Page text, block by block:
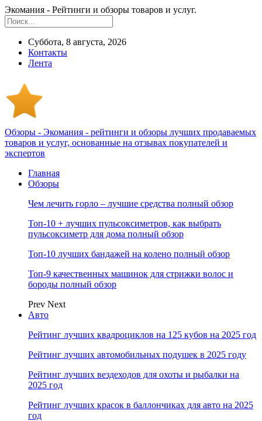
Экомания - Рейтинги и обзоры товаров и услуг.
Суббота, 8 августа, 2026
Контакты
Лента
Обзоры - Экомания - рейтинги и обзоры лучших продаваемых
товаров и услуг, основанные на отзывах покупателей и
экспертов
Главная
Обзоры
Чем лечить горло – лучшие средства полный обзор
Топ-10 + лучших пульсоксиметров, как выбрать
пульсоксиметр для дома полный обзор
Топ-10 лучших бандажей на колено полный обзор
Топ-9 качественных машинок для стрижки волос и
бороды полный обзор
Prev Next
Авто
Рейтинг лучших квадроциклов на 125 кубов на 2025 год
Рейтинг лучших автомобильных подушек в 2025 году
Рейтинг лучших вездеходов для охоты и рыбалки на
2025 год
Рейтинг лучших красок в баллончиках для авто на 2025
год